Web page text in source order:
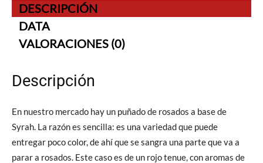
DESCRIPCIÓN
DATA
VALORACIONES (0)
Descripción
En nuestro mercado hay un puñado de rosados a base de
Syrah. La razón es sencilla: es una variedad que puede
entregar poco color, de ahí que se sangra una parte que va a
parar a rosados. Este caso es de un rojo tenue, con aromas de